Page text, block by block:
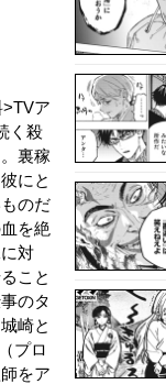
ア
く殺
裏稼
にと
のだ
を絶
対
こと
のタ
崎と
プロ
をア